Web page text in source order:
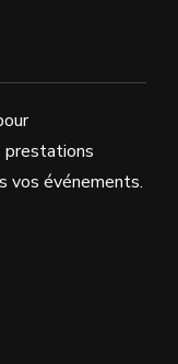
prestations
vos événements.